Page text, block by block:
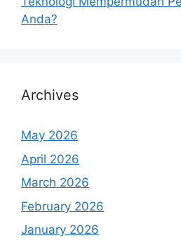
Anda?
Archives
May 2026
April 2026
March 2026
February 2026
January 2026